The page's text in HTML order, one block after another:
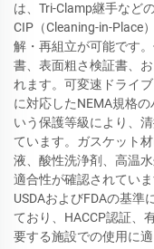
は、Tri-Clamp継手など
CIP（Cleaning-in-Place
解・再組立が可能です
書、表面粗さ検証書、
れます。可変速ドライ
に対応したNEMA規格
いう保護等級により、
ています。ガスケット
液、酸性洗浄剤、高温
適合性が確認されてい
USDAおよびFDAの基準
ており、HACCP認証、
要する施設での使用に